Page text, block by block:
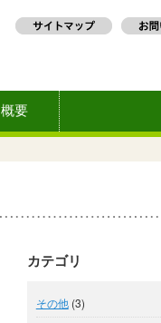
概要
カテゴリ
その他(3)